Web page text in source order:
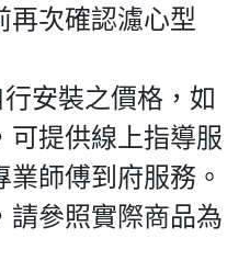
再次確認濾心型
安裝之價格，如
可提供線上指導服
師傅到府服務。
請參照實際商品為